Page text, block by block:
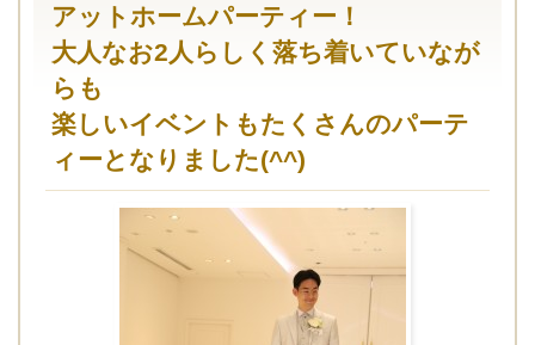
アットホームパーティー！
大人なお2人らしく落ち着いていなが
らも
楽しいイベントもたくさんのパーテ
ィーとなりました(^^)